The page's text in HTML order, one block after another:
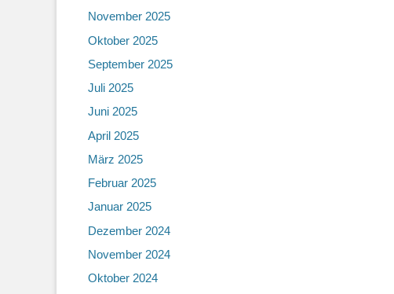
November 2025
Oktober 2025
September 2025
Juli 2025
Juni 2025
April 2025
März 2025
Februar 2025
Januar 2025
Dezember 2024
November 2024
Oktober 2024